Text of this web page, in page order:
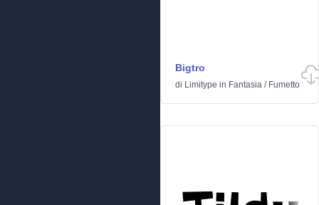
Bigtro
di Limitype in Fantasia / Fumetto